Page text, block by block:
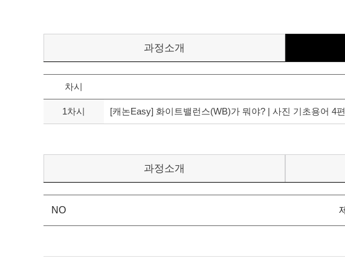
과정소개
차시
1차시 [캐논Easy] 화이트밸런스(WB)가 뭐야? | 사진 기초용어 4편
과정소개